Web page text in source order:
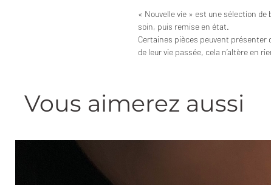
« Nouvelle vie » est une sélection
soin, puis remise en état.
Certaines pièces peuvent
de leur vie passée, cela n’altère en
Vous aimerez aussi